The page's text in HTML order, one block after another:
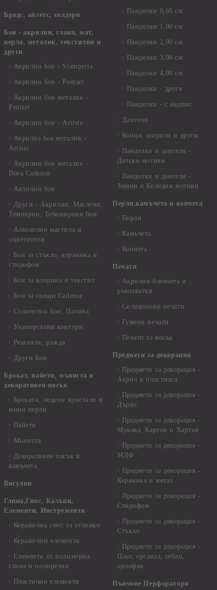
Брадс, айлетс, холдери
Бои - акрилни, гланц, мат,
перла, металик, текстилни и
други
Акрилни бои - Stamperia
Акрилни бои - Pentart
Акрилни бои металик -
Pentart
Акрилни бои - Artiste
Акрилна боя металик -
Artiste
Акрилни бои металик -
Dora Cadence
Антични бои
Други - Акрилни, Маслени,
Темперни, Тебеширени бои
Алкохолни мастила и
оцветители
Бои за стъкло, керамика и
стирофом
Бои за коприна и текстил
Бои за свещи Cadence
Солвентни бои, Патина
Универсални контури
Реагенти, ръжда
Други Бои
Брокат, пайети, мъниста и
декоративен пясък
Брокати, ледени кристали и
мини перли
Пайети
Мъниста
Декоративен пясък и
камъчета
Висулки
Глина,Гипс, Калъпи,
Елементи, Инструменти
Керамична смес за отливки
Керамични елементи
Елементи от полимерна
глина и полирезин
Пластични елементи
Панделки 0,60 см
Панделки 1,00 см
Панделки 2,00 см
Панделки 3,00 см
Панделки 4,00 см
Панделки - други
Панделки - с надпис
Дантели
Конци, ширити и други
Панделки и дантели -
Детски мотиви
Панделки и дантели -
Зимни и Коледни мотиви
Перли,камъчета и копчета
Перли
Камъчета
Копчета
Печати
Акрилни блокчета и
ръкохватки
Силиконови печати
Гумени печати
Печати за восък
Предмети за декорация
Предмети за декорация -
Акрил и пластмаса
Предмети за декорация -
Дърво
Предмети за декорация -
Мукава, Картон и Хартия
Предмети за декорация -
МДФ
Предмети за декорация -
Керамика и метал
Предмети за декорация -
Стирофом
Предмети за декорация -
Стъкло
Предмети за декорация -
Плат, органза, зебло,
целофан
Пънчове Перфоратори